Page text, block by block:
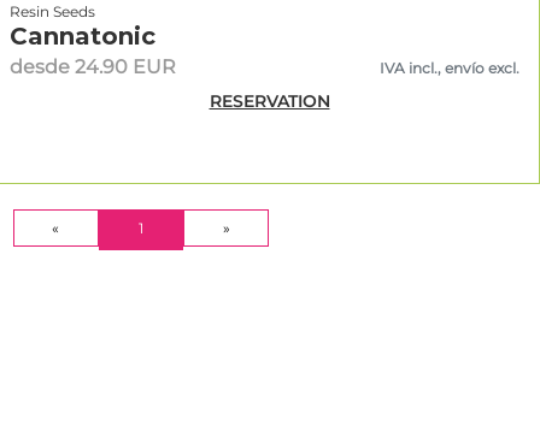
Resin Seeds
Cannatonic
desde 24.90 EUR IVA incl., envío excl.
RESERVATION
« 1 (CURRENT)»